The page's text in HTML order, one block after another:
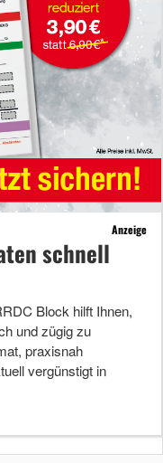
Anzeige
schnell
Block hilft Ihnen,
und zügig zu
praxisnah
vergünstigt in